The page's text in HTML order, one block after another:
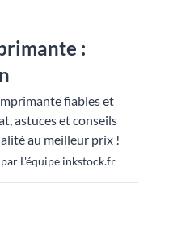
:
fiables et
astuces et conseils
au meilleur prix !
L'équipe inkstock.fr